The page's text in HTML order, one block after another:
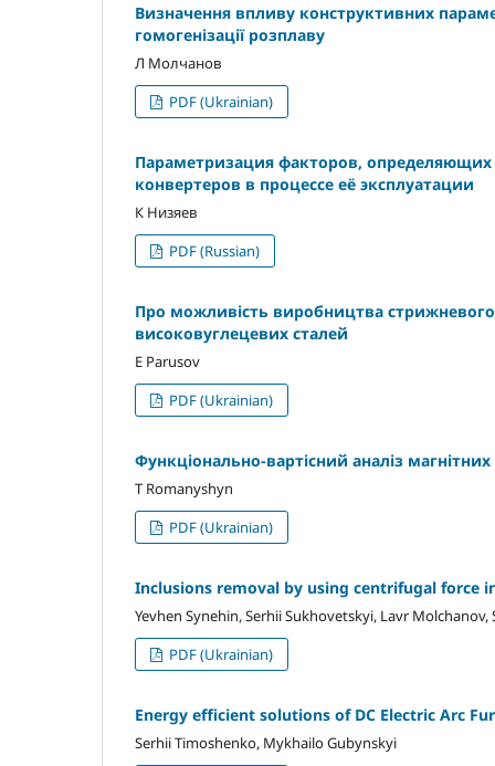
Визначення впливу конструктивних
гомогенізації розплаву
Л Молчанов
PDF (Ukrainian)
Параметризация факторов,
конвертеров в процессе её эксплуатации
К Низяев
PDF (Russian)
Про можливість виробництва
високовуглецевих сталей
E Parusov
PDF (Ukrainian)
Функціонально-вартісний аналіз
T Romanyshyn
PDF (Ukrainian)
Inclusions removal by using centrifugal force
Yevhen Synehin, Serhii Sukhovetskyi, Lavr
PDF (Ukrainian)
Energy efficient solutions of DC Electric Arc
Serhii Timoshenko, Mykhailo Gubynskyi